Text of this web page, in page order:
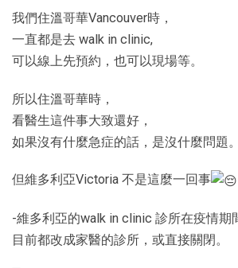
我們住溫哥華Vancouver時，
一直都是去 walk in clinic,
可以線上先預約，也可以現場等。
所以住溫哥華時，
看醫生這件事大致還好，
如果沒有什麼急症的話，是沒什麼問題。
但維多利亞Victoria 不是這麼一回事
-維多利亞的walk in clinic 診所在疫情期
目前都改成家醫的診所，或直接關閉。